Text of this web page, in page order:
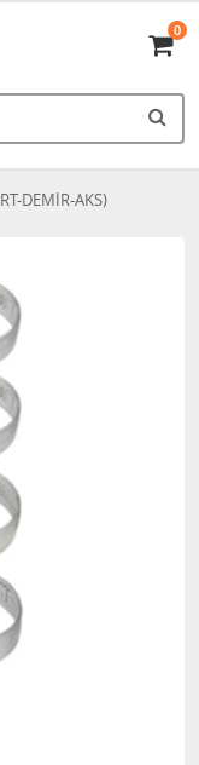
0
DEMİR-AKS)